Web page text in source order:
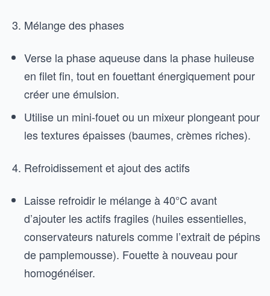
Mélange des phases
Verse la phase aqueuse dans la phase huileuse
en filet fin, tout en fouettant énergiquement pour
créer une émulsion.
Utilise un mini-fouet ou un mixeur plongeant pour
les textures épaisses (baumes, crèmes riches).
Refroidissement et ajout des actifs
Laisse refroidir le mélange à 40°C avant
d’ajouter les actifs fragiles (huiles essentielles,
conservateurs naturels comme l’extrait de pépins
de pamplemousse). Fouette à nouveau pour
homogénéiser.